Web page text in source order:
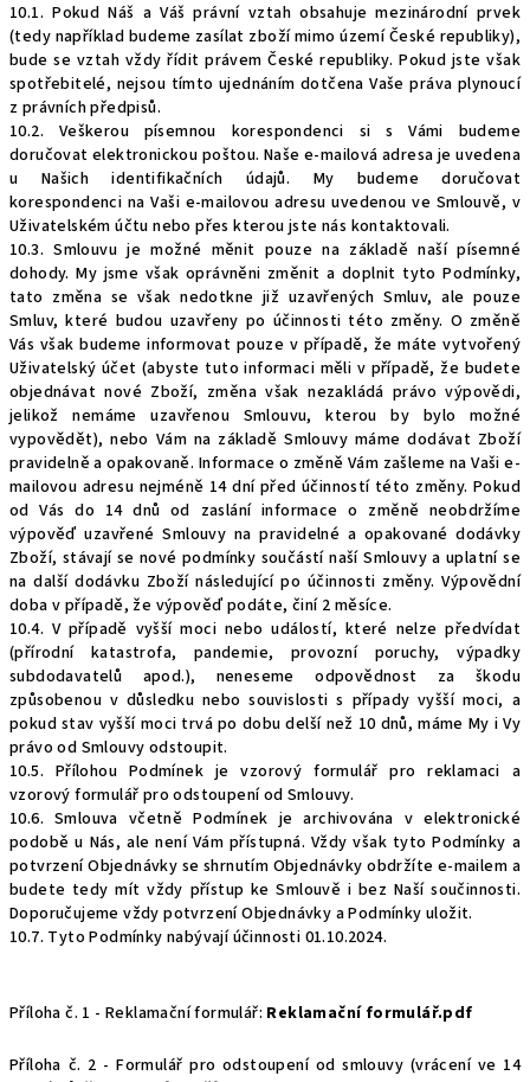
10.1. Pokud Náš a Váš právní vztah obsahuje mezinárodní prvek
(tedy například budeme zasílat zboží mimo území České republiky),
bude se vztah vždy řídit právem České republiky. Pokud jste však
spotřebitelé, nejsou tímto ujednáním dotčena Vaše práva plynoucí
z právních předpisů.
10.2. Veškerou písemnou korespondenci si s Vámi budeme
doručovat elektronickou poštou. Naše e-mailová adresa je uvedena
u Našich identifikačních údajů. My budeme doručovat
korespondenci na Vaši e-mailovou adresu uvedenou ve Smlouvě, v
Uživatelském účtu nebo přes kterou jste nás kontaktovali.
10.3. Smlouvu je možné měnit pouze na základě naší písemné
dohody. My jsme však oprávněni změnit a doplnit tyto Podmínky,
tato změna se však nedotkne již uzavřených Smluv, ale pouze
Smluv, které budou uzavřeny po účinnosti této změny. O změně
Vás však budeme informovat pouze v případě, že máte vytvořený
Uživatelský účet (abyste tuto informaci měli v případě, že budete
objednávat nové Zboží, změna však nezakládá právo výpovědi,
jelikož nemáme uzavřenou Smlouvu, kterou by bylo možné
vypovědět), nebo Vám na základě Smlouvy máme dodávat Zboží
pravidelně a opakovaně. Informace o změně Vám zašleme na Vaši e-
mailovou adresu nejméně 14 dní před účinností této změny. Pokud
od Vás do 14 dnů od zaslání informace o změně neobdržíme
výpověď uzavřené Smlouvy na pravidelné a opakované dodávky
Zboží, stávají se nové podmínky součástí naší Smlouvy a uplatní se
na další dodávku Zboží následující po účinnosti změny. Výpovědní
doba v případě, že výpověď podáte, činí 2 měsíce.
10.4. V případě vyšší moci nebo událostí, které nelze předvídat
(přírodní katastrofa, pandemie, provozní poruchy, výpadky
subdodavatelů apod.), neneseme odpovědnost za škodu
způsobenou v důsledku nebo souvislosti s případy vyšší moci, a
pokud stav vyšší moci trvá po dobu delší než 10 dnů, máme My i Vy
právo od Smlouvy odstoupit.
10.5. Přílohou Podmínek je vzorový formulář pro reklamaci a
vzorový formulář pro odstoupení od Smlouvy.
10.6. Smlouva včetně Podmínek je archivována v elektronické
podobě u Nás, ale není Vám přístupná. Vždy však tyto Podmínky a
potvrzení Objednávky se shrnutím Objednávky obdržíte e-mailem a
budete tedy mít vždy přístup ke Smlouvě i bez Naší součinnosti.
Doporučujeme vždy potvrzení Objednávky a Podmínky uložit.
10.7. Tyto Podmínky nabývají účinnosti 01.10.2024.
Příloha č. 1 - Reklamační formulář: Reklamační formulář.pdf
Příloha č. 2 - Formulář pro odstoupení od smlouvy (vrácení ve 14